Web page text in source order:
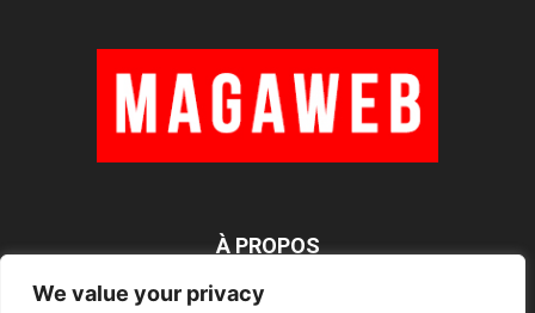
We value your privacy
À PROPOS